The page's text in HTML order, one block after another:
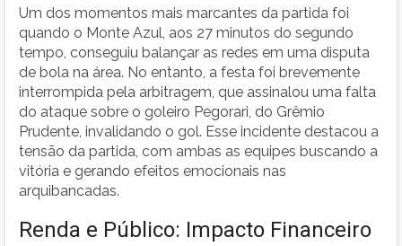
Um dos momentos mais marcantes da partida foi
quando o Monte Azul, aos 27 minutos do segundo
tempo, conseguiu balançar as redes em uma disputa
de bola na área. No entanto, a festa foi brevemente
interrompida pela arbitragem, que assinalou uma falta
do ataque sobre o goleiro Pegorari, do Grêmio
Prudente, invalidando o gol. Esse incidente destacou a
tensão da partida, com ambas as equipes buscando a
vitória e gerando efeitos emocionais nas
arquibancadas.
Renda e Público: Impacto Financeiro